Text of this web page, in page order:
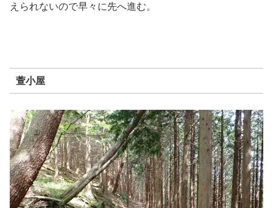
えられないので早々に先へ進む。
萱小屋